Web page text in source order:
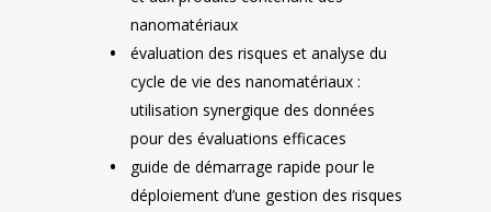
nanomatériaux
évaluation des risques et analyse du
cycle de vie des nanomatériaux :
utilisation synergique des données
pour des évaluations efficaces
guide de démarrage rapide pour le
déploiement d’une gestion des risques